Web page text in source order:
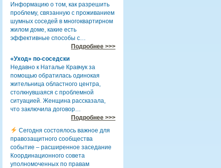
Информацию о том, как разрешить
проблему, связанную с проживанием
шумных соседей в многоквартирном
жилом доме, какие есть
эффективные способы с…
Подробнее >>>
«Уход» по-соседски
Недавно к Наталье Кравчук за
помощью обратилась одинокая
жительница областного центра,
столкнувшаяся с проблемной
ситуацией. Женщина рассказала,
что заключила договор…
Подробнее >>>
Сегодня состоялось важное для
правозащитного сообщества
событие – расширенное заседание
Координационного совета
уполномоченных по правам